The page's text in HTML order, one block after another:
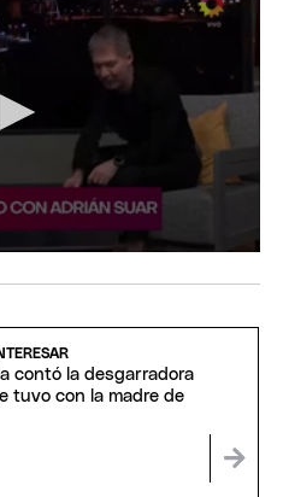
contó la desgarradora
tuvo con la madre de